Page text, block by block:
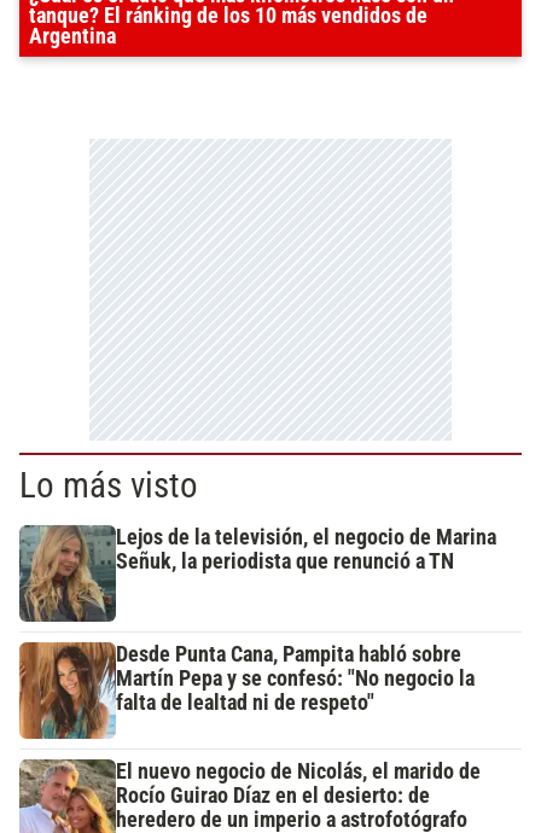
tanque? El ránking de los 10 más vendidos de
Argentina
Lo más visto
Lejos de la televisión, el negocio de Marina
Señuk, la periodista que renunció a TN
Desde Punta Cana, Pampita habló sobre
Martín Pepa y se confesó: "No negocio la
falta de lealtad ni de respeto"
El nuevo negocio de Nicolás, el marido de
Rocío Guirao Díaz en el desierto: de
heredero de un imperio a astrofotógrafo